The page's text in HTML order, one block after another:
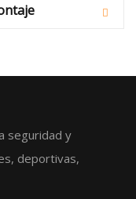
seguridad y
deportivas,